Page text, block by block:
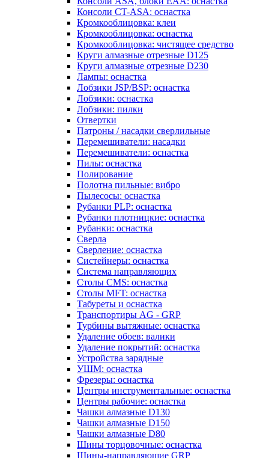
Консоли CT-ASA: оснастка
Кромкооблицовка: клеи
Кромкооблицовка: оснастка
Кромкооблицовка: чистящее средство
Круги алмазные отрезные D125
Круги алмазные отрезные D230
Лампы: оснастка
Лобзики JSP/BSP: оснастка
Лобзики: оснастка
Лобзики: пилки
Отвертки
Патроны / насадки сверлильные
Перемешиватели: насадки
Перемешиватели: оснастка
Пилы: оснастка
Полирование
Полотна пильные: вибро
Пылесосы: оснастка
Рубанки PLP: оснастка
Рубанки плотницкие: оснастка
Рубанки: оснастка
Сверла
Сверление: оснастка
Систейнеры: оснастка
Система направляющих
Столы CMS: оснастка
Столы MFT: оснастка
Табуреты и оснастка
Транспортиры AG - GRP
Турбины вытяжные: оснастка
Удаление обоев: валики
Удаление покрытий: оснастка
Устройства зарядные
УШМ: оснастка
Фрезеры: оснастка
Центры инструментальные: оснастка
Центры рабочие: оснастка
Чашки алмазные D130
Чашки алмазные D150
Чашки алмазные D80
Шины торцовочные: оснастка
Шины-направляющие GRP